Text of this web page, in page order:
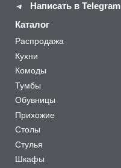
Написать в Telegram
Каталог
Распродажа
Кухни
Комоды
Тумбы
Обувницы
Прихожие
Столы
Стулья
Шкафы